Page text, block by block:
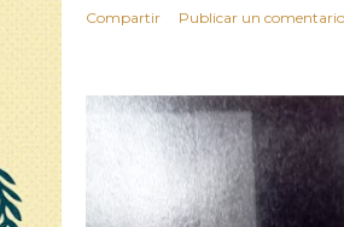
Compartir Publicar un comentario